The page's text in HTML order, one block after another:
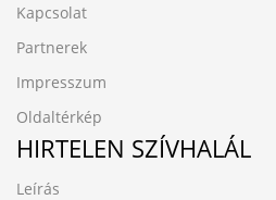
Kapcsolat
Partnerek
Impresszum
Oldaltérkép
HIRTELEN SZÍVHALÁL
Leírás